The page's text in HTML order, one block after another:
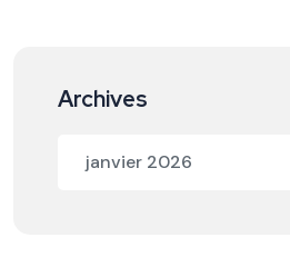
Archives
janvier 2026